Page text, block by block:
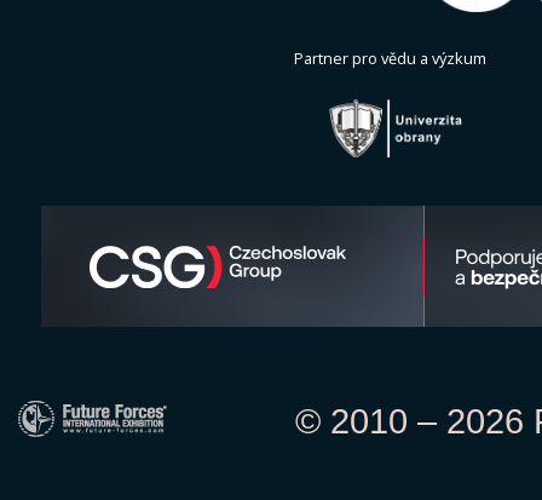
Partner pro vědu a výzkum
© 2010 – 2026